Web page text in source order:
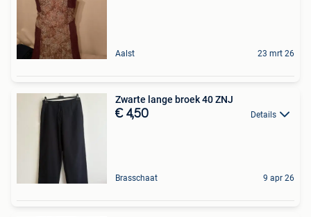
Aalst 23 mrt 26
Zwarte lange broek 40 ZNJ
€ 4,50 Details
Brasschaat 9 apr 26